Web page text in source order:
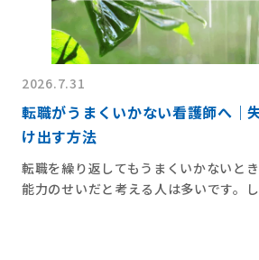
2026.7.31
転職がうまくいかない看護師へ｜
け出す方法
転職を繰り返してもうまくいかないと
能力のせいだと考える人は多いです。